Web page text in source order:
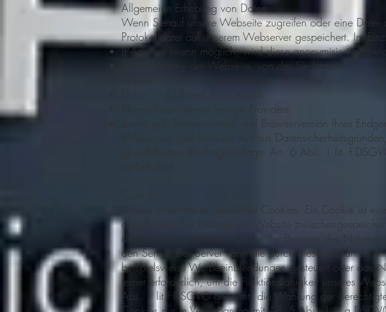
Allgemeine Erhebung von Daten
Wenn Sie auf unsere Webseite zugreifen oder eine
Protokolldatei auf unserem Webserver gespeichert. Im
IP-Adresse (wenn möglich, wird diese anonymisiert
Domain-Name der Webseite, von der Sie kamen
Datum und Uhrzeit eines Abrufs
Name Ihres Internet Service Providers
sowie ggf. Betriebssystem und Browserversion Ihres
IP-Adressen speichern wir nur aus
gewährleisten (Rechtsgrundlage: Art. 6 Abs. 1 lit. f
Unsere Internetseite verwendet Cookies. Ein Cookie ist
dem System des Nutzers der Website
der Website aufgerufen, sendet der Browser des
den Server. Der Server kann die durch dieses Verfahren
beispielsweise Werbeeinblendungen gesteuert oder das
ferner erforderlich, um die Funktionsfähigkeit unseres
Abs. 1 lit f DSGVO genannt, die Wahrung der